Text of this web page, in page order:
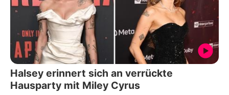
Halsey erinnert sich an verrückte
Hausparty mit Miley Cyrus